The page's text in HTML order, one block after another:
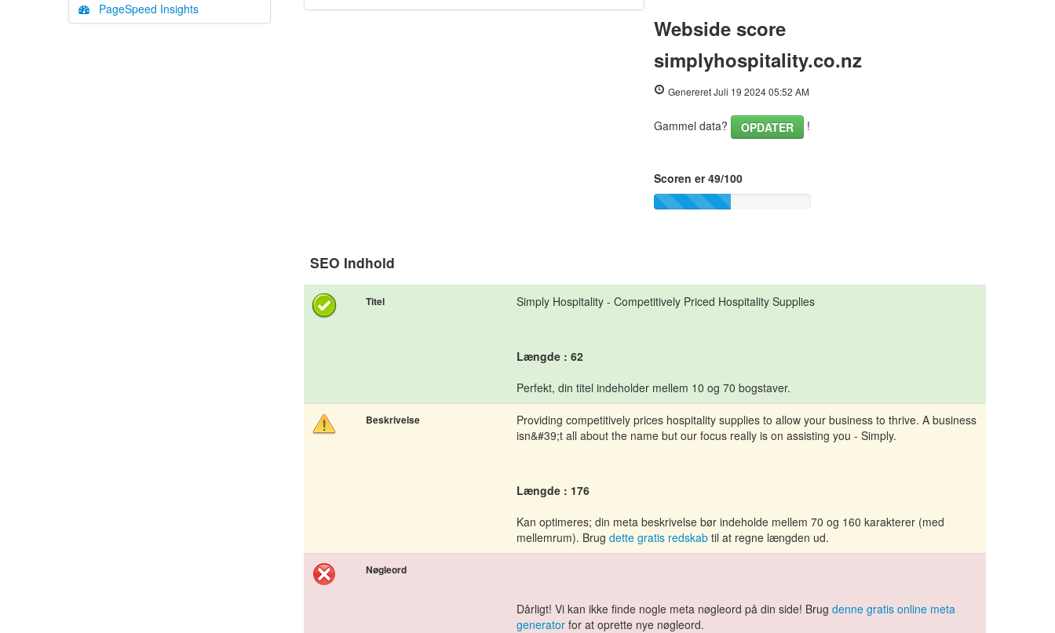
PageSpeed Insights
Webside score
simplyhospitality.co.nz
Genereret Juli 19 2024 05:52 AM
Gammel data? OPDATER !
Scoren er 49/100
SEO Indhold
Titel Simply Hospitality - Competitively Priced Hospitality Supplies
Længde : 62
Perfekt, din titel indeholder mellem 10 og 70 bogstaver.
Beskrivelse
Providing competitively prices hospitality supplies to allow your business to thrive. A business
isn&#39;t all about the name but our focus really is on assisting you - Simply.
Længde : 176
Kan optimeres; din meta beskrivelse bør indeholde mellem 70 og 160 karakterer (med
mellemrum). Brug dette gratis redskab til at regne længden ud.
Nøgleord
Dårligt! Vi kan ikke finde nogle meta nøgleord på din side! Brug denne gratis online meta
generator for at oprette nye nøgleord.